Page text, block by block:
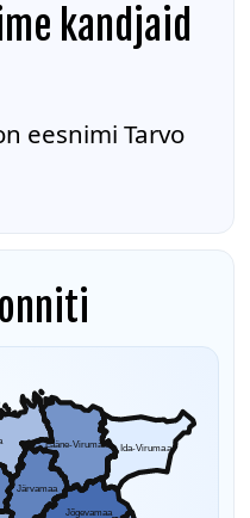
kandjaid
eesnimi Tarvo
Lääne-Virumaa Ida-Virumaa
Järvamaa
Jõgevamaa